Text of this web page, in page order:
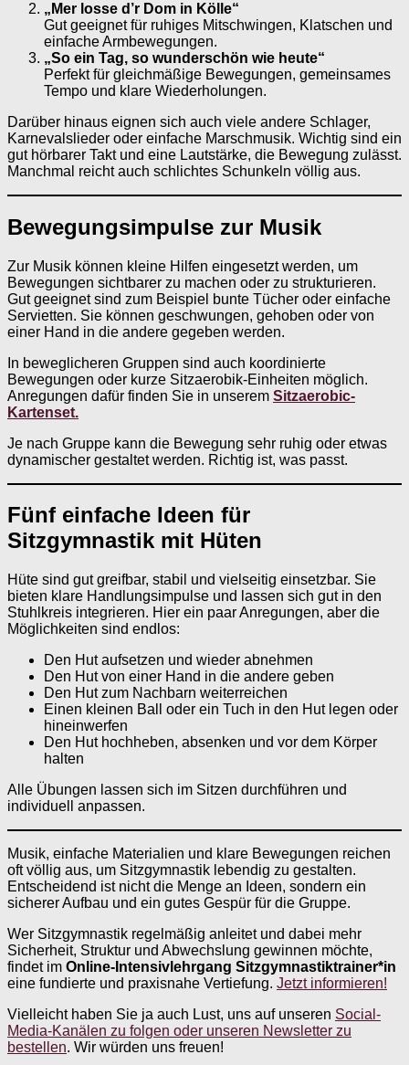
„Mer losse d’r Dom in Kölle“
Gut geeignet für ruhiges Mitschwingen, Klatschen und
einfache Armbewegungen.
„So ein Tag, so wunderschön wie heute“
Perfekt für gleichmäßige Bewegungen, gemeinsames
Tempo und klare Wiederholungen.
Darüber hinaus eignen sich auch viele andere Schlager,
Karnevalslieder oder einfache Marschmusik. Wichtig sind ein
gut hörbarer Takt und eine Lautstärke, die Bewegung zulässt.
Manchmal reicht auch schlichtes Schunkeln völlig aus.
Bewegungsimpulse zur Musik
Zur Musik können kleine Hilfen eingesetzt werden, um
Bewegungen sichtbarer zu machen oder zu strukturieren.
Gut geeignet sind zum Beispiel bunte Tücher oder einfache
Servietten. Sie können geschwungen, gehoben oder von
einer Hand in die andere gegeben werden.
In beweglicheren Gruppen sind auch koordinierte
Bewegungen oder kurze Sitzaerobik-Einheiten möglich.
Anregungen dafür finden Sie in unserem Sitzaerobic-
Kartenset.
Je nach Gruppe kann die Bewegung sehr ruhig oder etwas
dynamischer gestaltet werden. Richtig ist, was passt.
Fünf einfache Ideen für
Sitzgymnastik mit Hüten
Hüte sind gut greifbar, stabil und vielseitig einsetzbar. Sie
bieten klare Handlungsimpulse und lassen sich gut in den
Stuhlkreis integrieren. Hier ein paar Anregungen, aber die
Möglichkeiten sind endlos:
Den Hut aufsetzen und wieder abnehmen
Den Hut von einer Hand in die andere geben
Den Hut zum Nachbarn weiterreichen
Einen kleinen Ball oder ein Tuch in den Hut legen oder
hineinwerfen
Den Hut hochheben, absenken und vor dem Körper
halten
Alle Übungen lassen sich im Sitzen durchführen und
individuell anpassen.
Musik, einfache Materialien und klare Bewegungen reichen
oft völlig aus, um Sitzgymnastik lebendig zu gestalten.
Entscheidend ist nicht die Menge an Ideen, sondern ein
sicherer Aufbau und ein gutes Gespür für die Gruppe.
Wer Sitzgymnastik regelmäßig anleitet und dabei mehr
Sicherheit, Struktur und Abwechslung gewinnen möchte,
findet im Online-Intensivlehrgang Sitzgymnastiktrainer*in
eine fundierte und praxisnahe Vertiefung. Jetzt informieren!
Vielleicht haben Sie ja auch Lust, uns auf unseren Social-
Media-Kanälen zu folgen oder unseren Newsletter zu
bestellen. Wir würden uns freuen!